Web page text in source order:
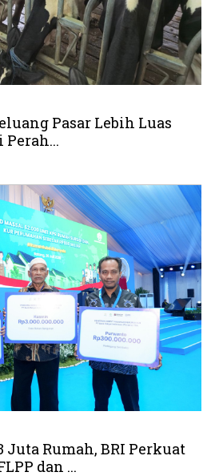
Pasar Lebih Luas
Perah...
Juta Rumah, BRI Perkuat
dan ...